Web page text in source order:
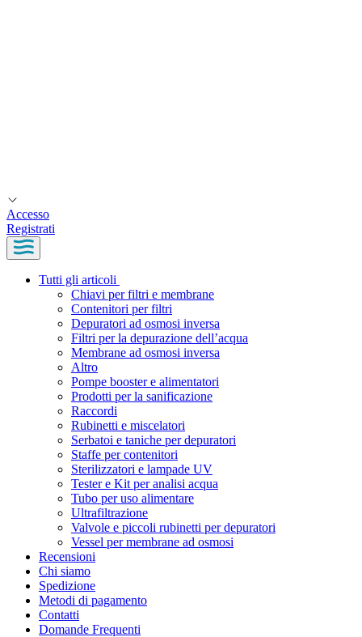
Accesso
Registrati
Tutti gli articoli
Chiavi per filtri e membrane
Contenitori per filtri
Depuratori ad osmosi inversa
Filtri per la depurazione dell’acqua
Membrane ad osmosi inversa
Altro
Pompe booster e alimentatori
Prodotti per la sanificazione
Raccordi
Rubinetti e miscelatori
Serbatoi e taniche per depuratori
Staffe per contenitori
Sterilizzatori e lampade UV
Tester e Kit per analisi acqua
Tubo per uso alimentare
Ultrafiltrazione
Valvole e piccoli rubinetti per depuratori
Vessel per membrane ad osmosi
Recensioni
Chi siamo
Spedizione
Metodi di pagamento
Contatti
Domande Frequenti